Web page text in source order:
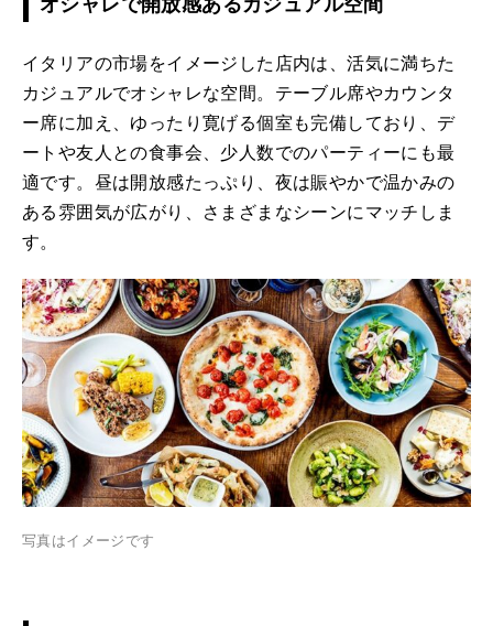
イタリアの市場をイメージした店内は、活気に満ちた
カジュアルでオシャレな空間。テーブル席やカウンタ
ー席に加え、ゆったり寛げる個室も完備しており、デ
ートや友人との食事会、少人数でのパーティーにも最
適です。昼は開放感たっぷり、夜は賑やかで温かみの
ある雰囲気が広がり、さまざまなシーンにマッチしま
す。
写真はイメージです